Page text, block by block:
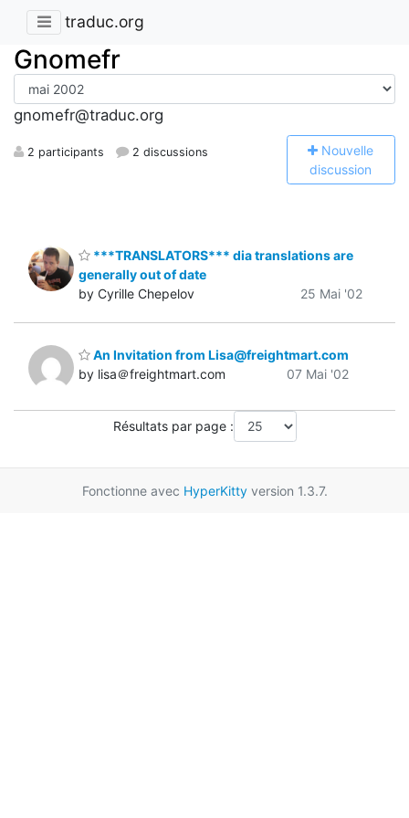
traduc.org
Gnomefr
gnomefr@traduc.org
2 participants 2 discussions Nouvelle
discussion
***TRANSLATORS*** dia translations are
generally out of date
by Cyrille Chepelov
25 Mai '02
An Invitation from Lisa@freightmart.com
by lisa＠freightmart.com
07 Mai '02
Résultats par page :
Fonctionne avec HyperKittyversion 1.3.7.